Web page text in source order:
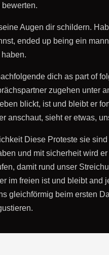
Augen dir schildern.
ended up being ein
dich as part of
zugehen unter
blickt, ist und bleibt er
anschaut, sieht er etwas,
Diese Proteste sie
und mit sicherheit wird
damit rund unser
im freien ist und bleibt and
gleichförmig beim ersten